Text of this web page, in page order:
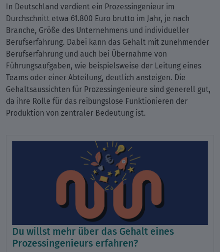
In Deutschland verdient ein Prozessingenieur im
Durchschnitt etwa 61.800 Euro brutto im Jahr, je nach
Branche, Größe des Unternehmens und individueller
Berufserfahrung. Dabei kann das Gehalt mit zunehmender
Berufserfahrung und auch bei Übernahme von
Führungsaufgaben, wie beispielsweise der Leitung eines
Teams oder einer Abteilung, deutlich ansteigen. Die
Gehaltsaussichten für Prozessingenieure sind generell gut,
da ihre Rolle für das reibungslose Funktionieren der
Produktion von zentraler Bedeutung ist.
Du willst mehr über das Gehalt eines
Prozessingenieurs erfahren?